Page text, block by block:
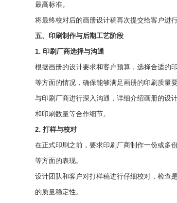
最高标准。
将最终校对后的画册设计稿再次提交给客户进
五、印刷制作与后期工艺阶段
1. 印刷厂商选择与沟通
根据画册的设计要求和客户预算，选择合适的
等方面的情况，确保能够满足画册的印刷质量要
与印刷厂商进行深入沟通，详细介绍画册的设
和印刷数量等合作细节。
2. 打样与校对
在正式印刷之前，要求印刷厂商制作一份或多
等方面的表现。
设计团队和客户对打样稿进行仔细校对，检查
的质量稳定性。